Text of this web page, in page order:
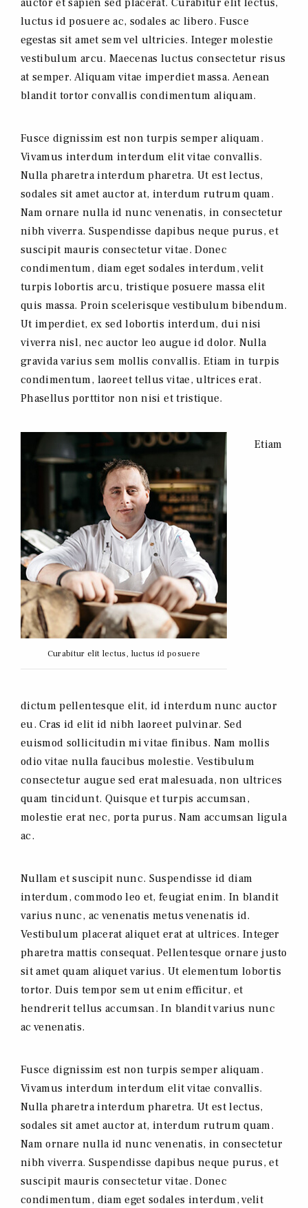
auctor et sapien sed placerat. Curabitur elit lectus,
luctus id posuere ac, sodales ac libero. Fusce
egestas sit amet sem vel ultricies. Integer molestie
vestibulum arcu. Maecenas luctus consectetur risus
at semper. Aliquam vitae imperdiet massa. Aenean
blandit tortor convallis condimentum aliquam.
Fusce dignissim est non turpis semper aliquam.
Vivamus interdum interdum elit vitae convallis.
Nulla pharetra interdum pharetra. Ut est lectus,
sodales sit amet auctor at, interdum rutrum quam.
Nam ornare nulla id nunc venenatis, in consectetur
nibh viverra. Suspendisse dapibus neque purus, et
suscipit mauris consectetur vitae. Donec
condimentum, diam eget sodales interdum, velit
turpis lobortis arcu, tristique posuere massa elit
quis massa. Proin scelerisque vestibulum bibendum.
Ut imperdiet, ex sed lobortis interdum, dui nisi
viverra nisl, nec auctor leo augue id dolor. Nulla
gravida varius sem mollis convallis. Etiam in turpis
condimentum, laoreet tellus vitae, ultrices erat.
Phasellus porttitor non nisi et tristique.
Curabitur elit lectus, luctus id posuere
Etiam
dictum pellentesque elit, id interdum nunc auctor
eu. Cras id elit id nibh laoreet pulvinar. Sed
euismod sollicitudin mi vitae finibus. Nam mollis
odio vitae nulla faucibus molestie. Vestibulum
consectetur augue sed erat malesuada, non ultrices
quam tincidunt. Quisque et turpis accumsan,
molestie erat nec, porta purus. Nam accumsan ligula
ac.
Nullam et suscipit nunc. Suspendisse id diam
interdum, commodo leo et, feugiat enim. In blandit
varius nunc, ac venenatis metus venenatis id.
Vestibulum placerat aliquet erat at ultrices. Integer
pharetra mattis consequat. Pellentesque ornare justo
sit amet quam aliquet varius. Ut elementum lobortis
tortor. Duis tempor sem ut enim efficitur, et
hendrerit tellus accumsan. In blandit varius nunc
ac venenatis.
Fusce dignissim est non turpis semper aliquam.
Vivamus interdum interdum elit vitae convallis.
Nulla pharetra interdum pharetra. Ut est lectus,
sodales sit amet auctor at, interdum rutrum quam.
Nam ornare nulla id nunc venenatis, in consectetur
nibh viverra. Suspendisse dapibus neque purus, et
suscipit mauris consectetur vitae. Donec
condimentum, diam eget sodales interdum, velit